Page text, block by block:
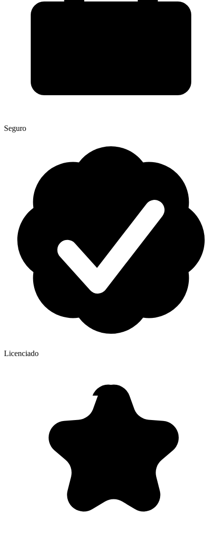
Seguro
Licenciado